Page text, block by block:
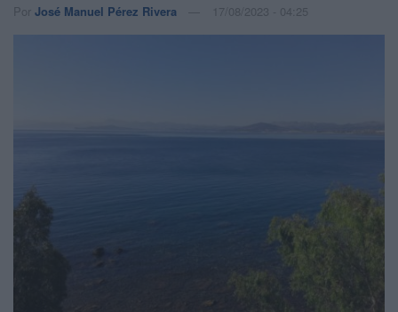
Por José Manuel Pérez Rivera 17/08/2023 - 04:25